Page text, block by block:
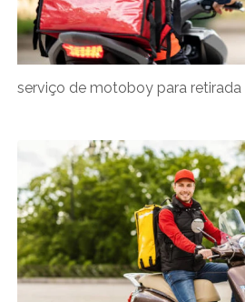
serviço de motoboy para retirada